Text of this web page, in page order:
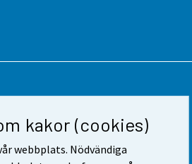
kakor (cookies)
webbplats. Nödvändiga